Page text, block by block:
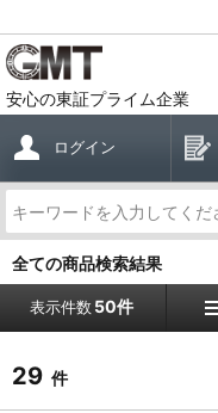
安心の東証プライム企業
ログイン
全ての商品検索結果
表示件数50件
29 件